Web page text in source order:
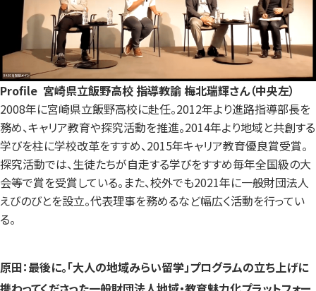
Profile 宮崎県立飯野高校 指導教諭 梅北瑞輝さん（中央左）
2008年に宮崎県立飯野高校に赴任。2012年より進路指導部長を
務め、キャリア教育や探究活動を推進。2014年より地域と共創する
学びを柱に学校改革をすすめ、2015年キャリア教育優良賞受賞。
探究活動では、生徒たちが自走する学びをすすめ毎年全国級の大
会等で賞を受賞している。また、校外でも2021年に一般財団法人
えびのびとを設立。代表理事を務めるなど幅広く活動を行ってい
る。
原田：最後に。「大人の地域みらい留学」プログラムの立ち上げに